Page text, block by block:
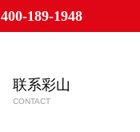
400-189-1948
联系彩山
CONTACT